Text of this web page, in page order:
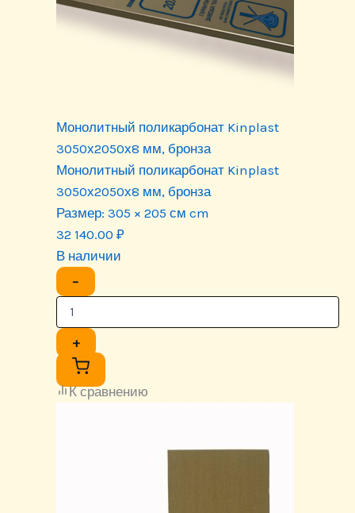
Монолитный поликарбонат Kinplast
3050х2050х8 мм, бронза
Монолитный поликарбонат Kinplast
3050х2050х8 мм, бронза
Размер: 305 × 205 см cm
32 140.00 ₽
В наличии
−
+
К сравнению